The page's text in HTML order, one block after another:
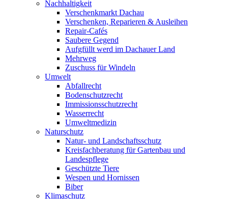
Nachhaltigkeit
Verschenkmarkt Dachau
Verschenken, Reparieren & Ausleihen
Repair-Cafés
Saubere Gegend
Aufgfüllt werd im Dachauer Land
Mehrweg
Zuschuss für Windeln
Umwelt
Abfallrecht
Bodenschutzrecht
Immissionsschutzrecht
Wasserrecht
Umweltmedizin
Naturschutz
Natur- und Landschaftsschutz
Kreisfachberatung für Gartenbau und
Landespflege
Geschützte Tiere
Wespen und Hornissen
Biber
Klimaschutz